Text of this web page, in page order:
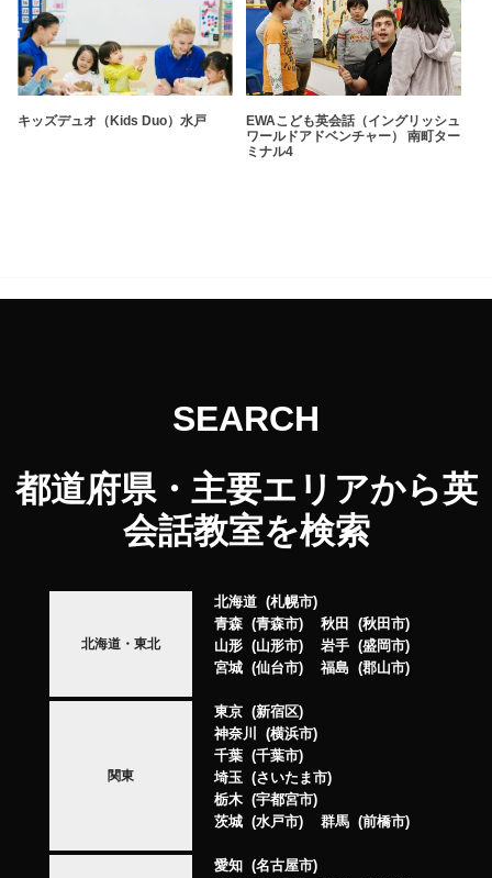
キッズデュオ（Kids Duo）水戸
EWAこども英会話（イングリッシュ
ワールドアドベンチャー） 南町ター
ミナル4
SEARCH
都道府県・主要エリアから英
会話教室を検索
北海道・東北
北海道
札幌市
青森
青森市 秋田
秋田市
山形
山形市 岩手
盛岡市
宮城
仙台市 福島 郡山市
関東
東京
新宿区
神奈川
横浜市
千葉
千葉市
埼玉
さいたま市
栃木
宇都宮市
茨城
水戸市 群馬 前橋市
愛知
名古屋市